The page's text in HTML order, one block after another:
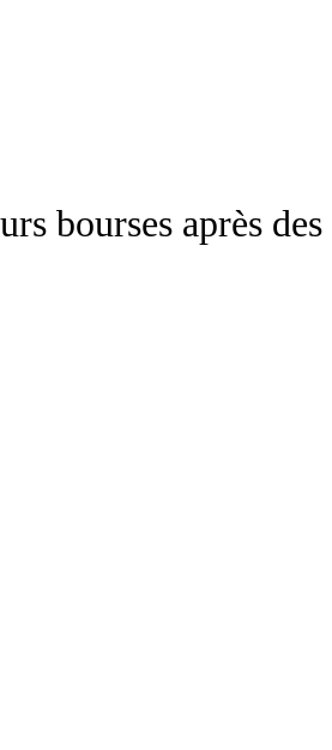
bourses après